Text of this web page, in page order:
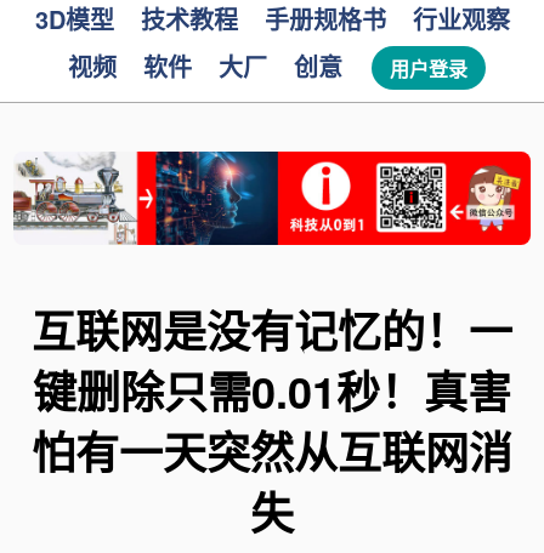
3D模型 技术教程 手册规格书
行业观察
视频
软件 大厂 创意 用户登录
互联网是没有记忆的！一
键删除只需0.01秒！真害
怕有一天突然从互联网消
失